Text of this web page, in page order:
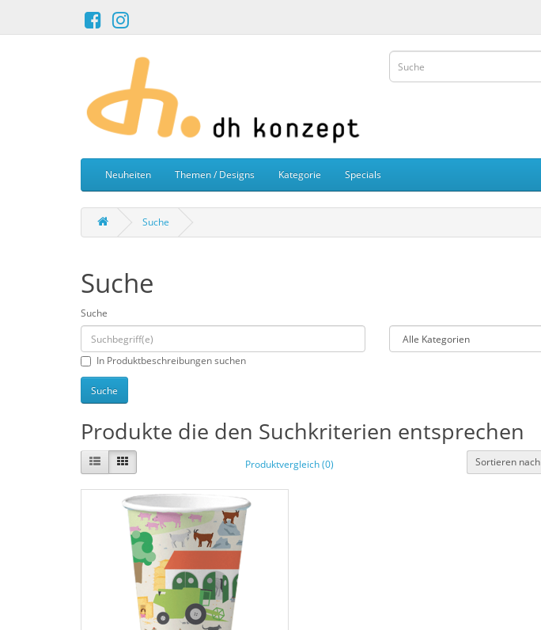
Neuheiten Themen / Designs Kategorie Specials
Suche
Suche
Suche
In Produktbeschreibungen suchen
Produkte die den Suchkriterien entsprechen
Produktvergleich (0) Sortieren nach